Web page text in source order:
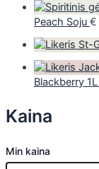
Peach Soju €
Blackberry 1L
Kaina
Min kaina